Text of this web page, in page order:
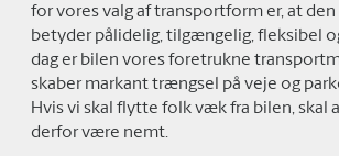
for vores valg af transportform er, at
betyder pålidelig, tilgængelig, fleksibel
dag er bilen vores foretrukne
skaber markant trængsel på veje og
Hvis vi skal flytte folk væk fra bilen, skal
derfor være nemt.